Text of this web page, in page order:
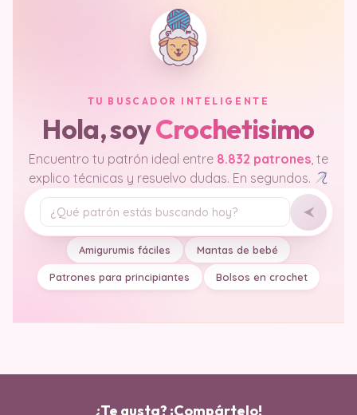
TU BUSCADOR INTELIGENTE
Hola, soyCrochetisimo
Encuentro tu patrón ideal entre 8.832 patrones, te
explico técnicas y resuelvo dudas. En segundos.
Tu pregunta
Amigurumis fáciles Mantas de bebé
Patrones para principiantes Bolsos en crochet
¿Te gusta? ¡Compártelo!